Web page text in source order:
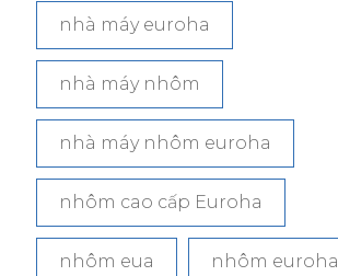
nhà máy euroha
nhà máy nhôm
nhà máy nhôm euroha
nhôm cao cấp Euroha
nhôm eua nhôm euroha